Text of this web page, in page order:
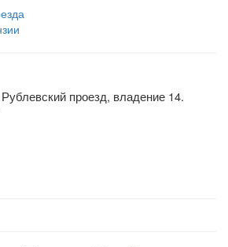
проезд, владение 14.